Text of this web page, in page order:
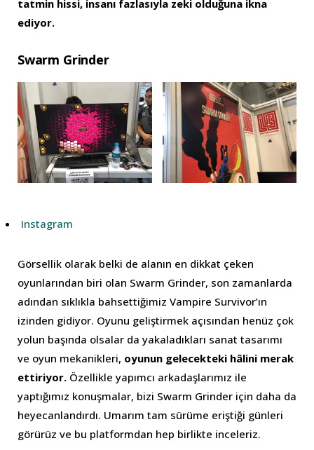
tatmin hissi, insanı fazlasıyla zeki olduğuna ikna
ediyor.
Swarm Grinder
Instagram
Görsellik olarak belki de alanın en dikkat çeken
oyunlarından biri olan Swarm Grinder, son zamanlarda
adından sıklıkla bahsettiğimiz Vampire Survivor’ın
izinden gidiyor. Oyunu geliştirmek açısından henüz çok
yolun başında olsalar da yakaladıkları sanat tasarımı
ve oyun mekanikleri, oyunun gelecekteki hâlini merak
ettiriyor. Özellikle yapımcı arkadaşlarımız ile
yaptığımız konuşmalar, bizi Swarm Grinder için daha da
heyecanlandırdı. Umarım tam sürüme eriştiği günleri
görürüz ve bu platformdan hep birlikte inceleriz.